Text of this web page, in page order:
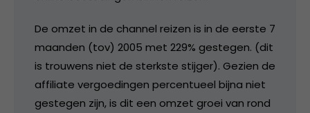
De omzet in de channel reizen is in de eerste 7
maanden (tov) 2005 met 229% gestegen. (dit
is trouwens niet de sterkste stijger). Gezien de
affiliate vergoedingen percentueel bijna niet
gestegen zijn, is dit een omzet groei van rond